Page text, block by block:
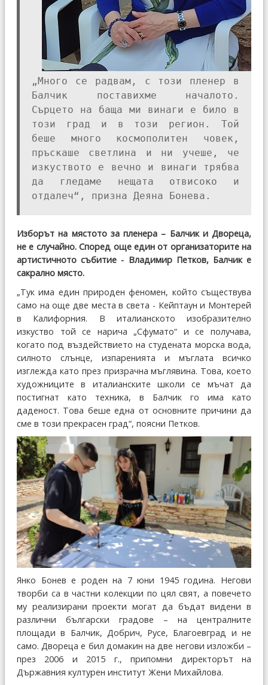
„Много се радвам, с този пленер в
Балчик поставихме началото.
Сърцето на баща ми винаги е било в
този град и в този регион. Той
беше много космополитен човек,
пръскаше светлина и ни учеше, че
изкуството е вечно и винаги трябва
да гледаме нещата отвисоко и
отдалеч“, призна Деяна Бонева.
Изборът на мястото за пленера – Балчик и Двореца,
не е случайно. Според още един от организаторите на
артистичното събитие - Владимир Петков, Балчик е
сакрално място.
„Тук има един природен феномен, който съществува
само на още две места в света - Кейптаун и Монтерей
в Калифорния. В италианското изобразително
изкуство той се нарича „Сфумато“ и се получава,
когато под въздействието на студената морска вода,
силното слънце, изпаренията и мъглата всичко
изглежда като през призрачна мъглявина. Това, което
художниците в италианските школи се мъчат да
постигнат като техника, в Балчик го има като
даденост. Това беше една от основните причини да
сме в този прекрасен град“, поясни Петков.
Янко Бонев е роден на 7 юни 1945 година. Негови
творби са в частни колекции по цял свят, а повечето
му реализирани проекти могат да бъдат видени в
различни български градове – на централните
площади в Балчик, Добрич, Русе, Благоевград и не
само. Двореца е бил домакин на две негови изложби –
през 2006 и 2015 г., припомни директорът на
Държавния културен институт Жени Михайлова.